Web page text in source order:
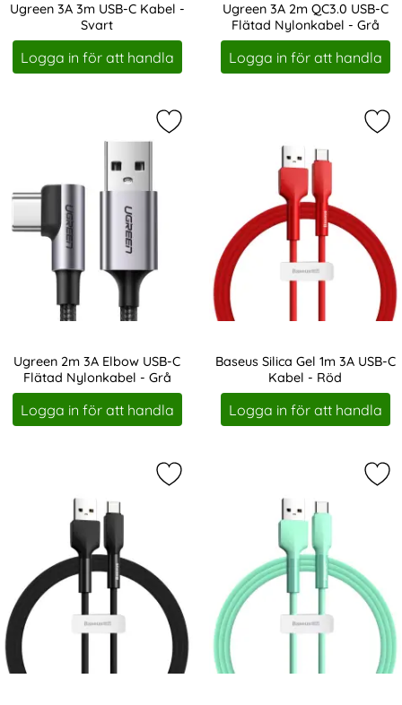
Ugreen 3A 3m USB-C Kabel -
Svart
Art. nr 11637
Logga in för att handla
Ugreen 3A 2m QC3.0 USB-C
Flätad Nylonkabel - Grå
Art. nr 11638
Logga in för att handla
Ugreen 2m 3A Elbow USB-C
Flätad Nylonkabel - Grå
Art. nr 11639
Logga in för att handla
Markera ugreen 2m 3A Elbow
Baseus Silica Gel 1m 3A USB-C
Kabel - Röd
Art. nr 11647
Logga in för att handla
Markera baseus Silica Gel 2m 2A